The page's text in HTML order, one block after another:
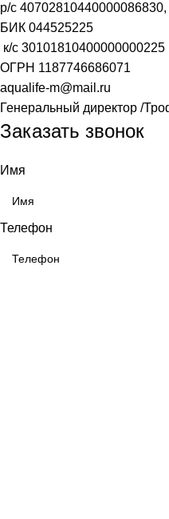
р/с 40702810440000086830
БИК 044525225
к/с 30101810400000000225
ОГРН 1187746686071
aqualife-m@mail.ru
Генеральный директор /
Заказать звонок
Имя
Телефон